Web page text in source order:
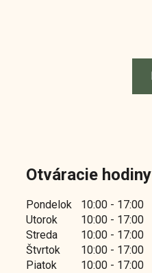
Otváracie hodiny
Pondelok
10:00 - 17:00
Utorok
10:00 - 17:00
Streda
10:00 - 17:00
Štvrtok
10:00 - 17:00
Piatok
10:00 - 17:00